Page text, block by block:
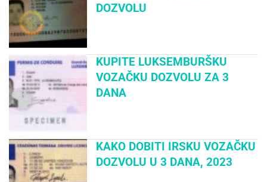
DOZVOLU
KUPITE LUKSEMBURŠKU
VOZAČKU DOZVOLU ZA 3
DANA
KAKO DOBITI IRSKU VOZAČKU
DOZVOLU U 3 DANA, 2023